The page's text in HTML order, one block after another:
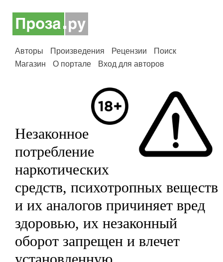
Авторы Произведения Рецензии
Поиск
Магазин
О портале Вход для авторов
Незаконное
потребление
наркотических
средств, психотропных веществ
и их аналогов причиняет вред
здоровью, их незаконный
оборот запрещен и влечет